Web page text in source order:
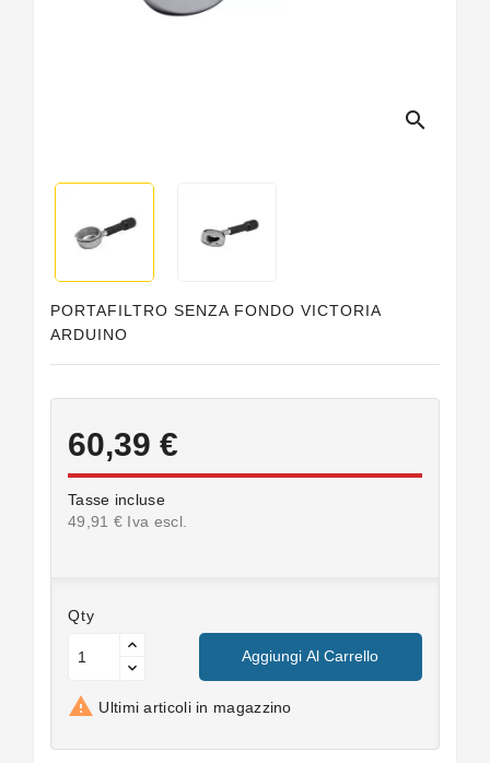
search
PORTAFILTRO SENZA FONDO VICTORIA
ARDUINO
60,39 €
Tasse incluse
49,91 € Iva escl.
Qty
Aggiungi Al Carrello
 Ultimi articoli in magazzino